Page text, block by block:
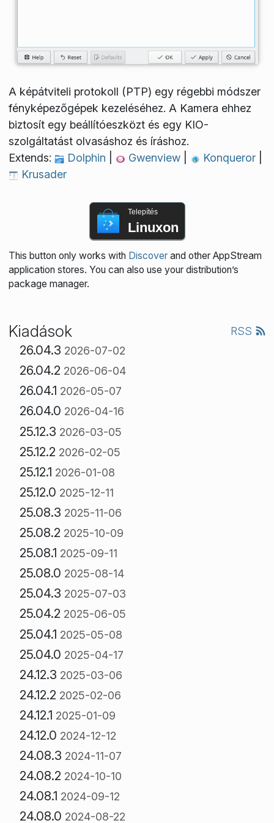
A képátviteli protokoll (PTP) egy régebbi módszer
fényképezőgépek kezeléséhez. A Kamera ehhez
biztosít egy beállítóeszközt és egy KIO-
szolgáltatást olvasáshoz és íráshoz.
Extends:
Dolphin Gwenview Konqueror
Krusader
Telepítés
Linuxon
This button only works with Discoverand other AppStream
application stores. You can also use your distribution’s
package manager.
Kiadások RSS
26.04.3 2026-07-02
26.04.2 2026-06-04
26.04.1 2026-05-07
26.04.0 2026-04-16
25.12.3 2026-03-05
25.12.2 2026-02-05
25.12.1 2026-01-08
25.12.0 2025-12-11
25.08.3 2025-11-06
25.08.2 2025-10-09
25.08.1 2025-09-11
25.08.0 2025-08-14
25.04.3 2025-07-03
25.04.2 2025-06-05
25.04.1 2025-05-08
25.04.0 2025-04-17
24.12.3 2025-03-06
24.12.2 2025-02-06
24.12.1 2025-01-09
24.12.0 2024-12-12
24.08.3 2024-11-07
24.08.2 2024-10-10
24.08.1 2024-09-12
24.08.0 2024-08-22